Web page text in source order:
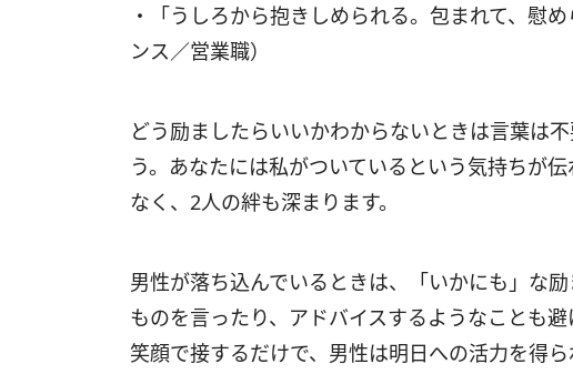
・「うしろから抱きしめられる。包まれて、慰
ンス／営業職）
どう励ましたらいいかわからないときは言葉は
う。あなたには私がついているという気持ちが
なく、2人の絆も深まります。
男性が落ち込んでいるときは、「いかにも」な
ものを言ったり、アドバイスするようなことも
笑顔で接するだけで、男性は明日への活力を得